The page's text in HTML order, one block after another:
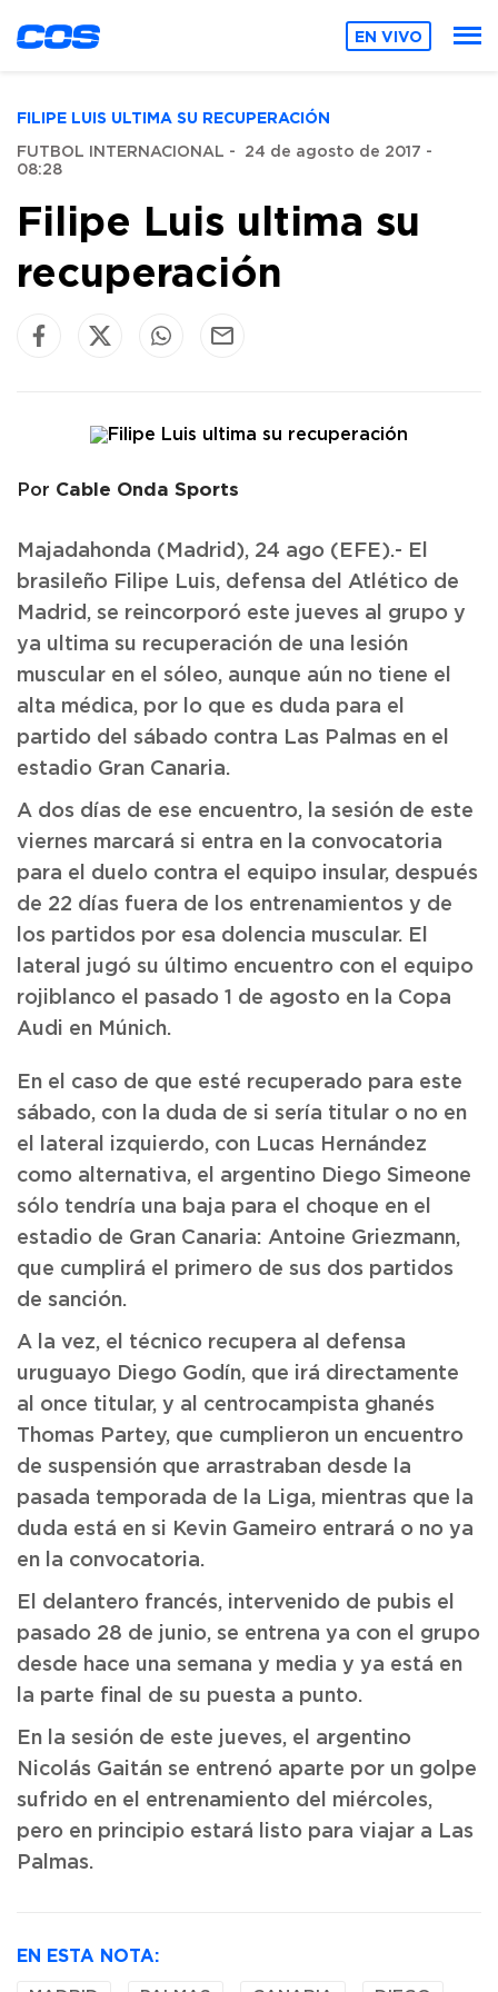
EN VIVO
FILIPE LUIS ULTIMA SU RECUPERACIÓN
FUTBOL INTERNACIONAL - 24 de agosto de 2017 -
08:28
Filipe Luis ultima su
recuperación
Por Cable Onda Sports
Majadahonda (Madrid), 24 ago (EFE).- El
brasileño Filipe Luis, defensa del Atlético de
Madrid, se reincorporó este jueves al grupo y
ya ultima su recuperación de una lesión
muscular en el sóleo, aunque aún no tiene el
alta médica, por lo que es duda para el
partido del sábado contra Las Palmas en el
estadio Gran Canaria.
A dos días de ese encuentro, la sesión de este
viernes marcará si entra en la convocatoria
para el duelo contra el equipo insular, después
de 22 días fuera de los entrenamientos y de
los partidos por esa dolencia muscular. El
lateral jugó su último encuentro con el equipo
rojiblanco el pasado 1 de agosto en la Copa
Audi en Múnich.
En el caso de que esté recuperado para este
sábado, con la duda de si sería titular o no en
el lateral izquierdo, con Lucas Hernández
como alternativa, el argentino Diego Simeone
sólo tendría una baja para el choque en el
estadio de Gran Canaria: Antoine Griezmann,
que cumplirá el primero de sus dos partidos
de sanción.
A la vez, el técnico recupera al defensa
uruguayo Diego Godín, que irá directamente
al once titular, y al centrocampista ghanés
Thomas Partey, que cumplieron un encuentro
de suspensión que arrastraban desde la
pasada temporada de la Liga, mientras que la
duda está en si Kevin Gameiro entrará o no ya
en la convocatoria.
El delantero francés, intervenido de pubis el
pasado 28 de junio, se entrena ya con el grupo
desde hace una semana y media y ya está en
la parte final de su puesta a punto.
En la sesión de este jueves, el argentino
Nicolás Gaitán se entrenó aparte por un golpe
sufrido en el entrenamiento del miércoles,
pero en principio estará listo para viajar a Las
Palmas.
EN ESTA NOTA: